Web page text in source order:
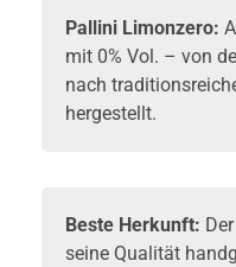
Pallini Limonzero:
mit 0% Vol. – von
nach
hergestellt.
Beste Herkunft:
seine Qualität